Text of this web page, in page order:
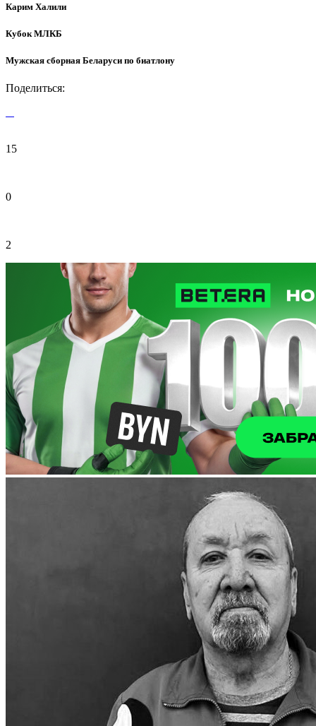
Карим Халили
Кубок МЛКБ
Мужская сборная Беларуси по биатлону
Поделиться:
15
0
2